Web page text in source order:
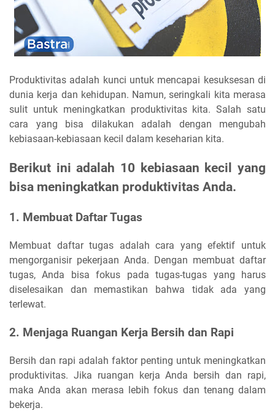
Produktivitas adalah kunci untuk mencapai kesuksesan di
dunia kerja dan kehidupan. Namun, seringkali kita merasa
sulit untuk meningkatkan produktivitas kita. Salah satu
cara yang bisa dilakukan adalah dengan mengubah
kebiasaan-kebiasaan kecil dalam keseharian kita.
Berikut ini adalah 10 kebiasaan kecil yang
bisa meningkatkan produktivitas Anda.
1. Membuat Daftar Tugas
Membuat daftar tugas adalah cara yang efektif untuk
mengorganisir pekerjaan Anda. Dengan membuat daftar
tugas, Anda bisa fokus pada tugas-tugas yang harus
diselesaikan dan memastikan bahwa tidak ada yang
terlewat.
2. Menjaga Ruangan Kerja Bersih dan Rapi
Bersih dan rapi adalah faktor penting untuk meningkatkan
produktivitas. Jika ruangan kerja Anda bersih dan rapi,
maka Anda akan merasa lebih fokus dan tenang dalam
bekerja.